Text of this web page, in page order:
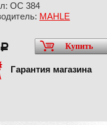
OC 384
MAHLE
a Купить
Гарантия магазина